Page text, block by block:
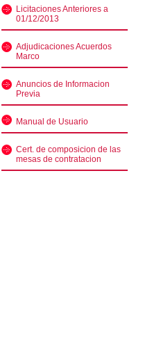
Licitaciones Anteriores a
01/12/2013
Adjudicaciones Acuerdos
Marco
Anuncios de Informacion
Previa
Manual de Usuario
Cert. de composicion de las
mesas de contratacion